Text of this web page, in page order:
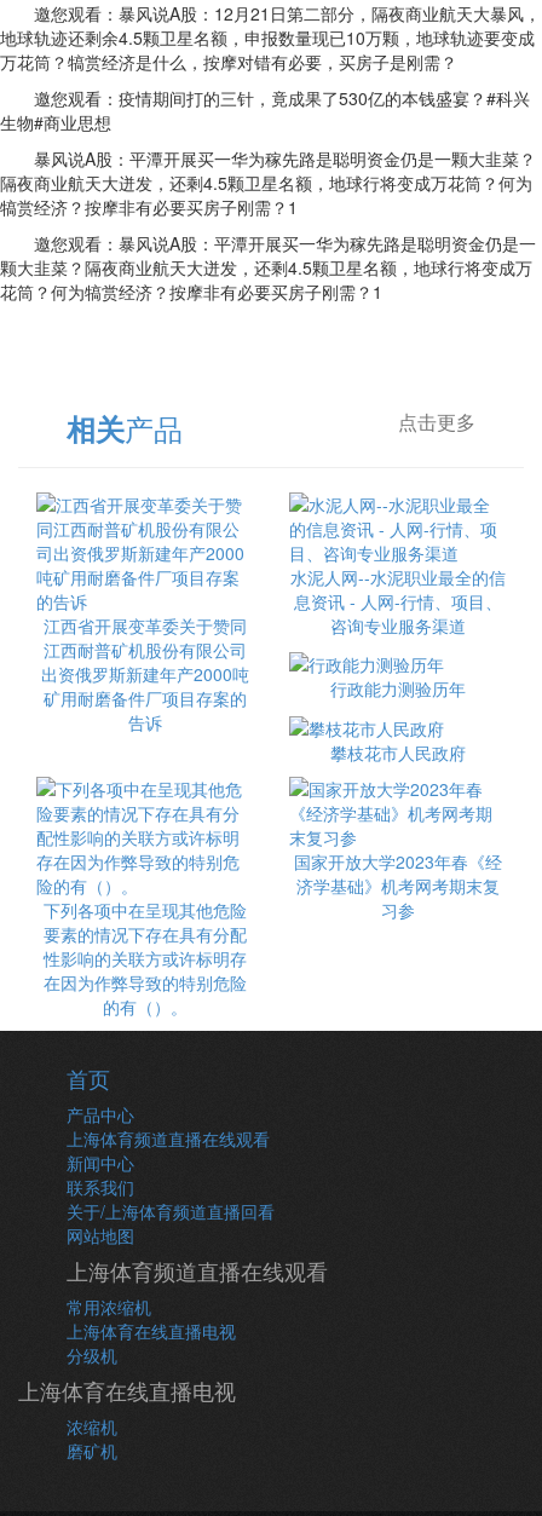
邀您观看：暴风说A股：12月21日第二部分，隔夜商业航天大暴风，
地球轨迹还剩余4.5颗卫星名额，申报数量现已10万颗，地球轨迹要变成
万花筒？犒赏经济是什么，按摩对错有必要，买房子是刚需？
邀您观看：疫情期间打的三针，竟成果了530亿的本钱盛宴？#科兴
生物#商业思想
暴风说A股：平潭开展买一华为稼先路是聪明资金仍是一颗大韭菜？
隔夜商业航天大迸发，还剩4.5颗卫星名额，地球行将变成万花筒？何为
犒赏经济？按摩非有必要买房子刚需？1
邀您观看：暴风说A股：平潭开展买一华为稼先路是聪明资金仍是一
颗大韭菜？隔夜商业航天大迸发，还剩4.5颗卫星名额，地球行将变成万
花筒？何为犒赏经济？按摩非有必要买房子刚需？1
相关产品 点击更多
江西省开展变革委关于赞同
江西耐普矿机股份有限公司
出资俄罗斯新建年产2000吨
矿用耐磨备件厂项目存案的
告诉
水泥人网--水泥职业最全的信
息资讯 - 人网-行情、项目、
咨询专业服务渠道
行政能力测验历年
攀枝花市人民政府
下列各项中在呈现其他危险
要素的情况下存在具有分配
性影响的关联方或许标明存
在因为作弊导致的特别危险
的有（）。
国家开放大学2023年春《经
济学基础》机考网考期末复
习参
首页
产品中心
上海体育频道直播在线观看
新闻中心
联系我们
关于/上海体育频道直播回看
网站地图
上海体育频道直播在线观看
常用浓缩机
上海体育在线直播电视
分级机
上海体育在线直播电视
浓缩机
磨矿机